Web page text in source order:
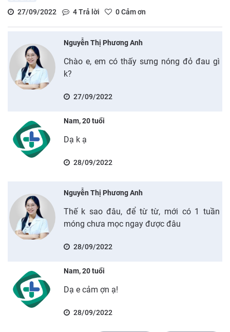
27/09/2022
4Trả lời 0Cảm ơn
Nguyễn Thị Phương Anh
Chào e, em có thấy sưng nóng đỏ đau gì
k?
27/09/2022
Nam, 20 tuổi
Dạ k ạ
28/09/2022
Nguyễn Thị Phương Anh
Thế k sao đâu, để từ từ, mới có 1 tuần
móng chưa mọc ngay được đâu
28/09/2022
Nam, 20 tuổi
Dạ e cảm ợn ạ!
28/09/2022